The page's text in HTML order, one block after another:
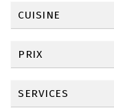
CUISINE
PRIX
SERVICES